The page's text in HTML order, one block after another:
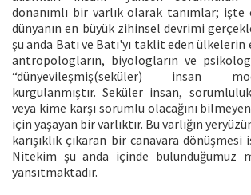
donanımlı bir varlık olarak tanımlar;
dünyanın en büyük zihinsel devrimi
şu anda Batı ve Batı'yı taklit eden
antropologların, biyologların ve
“dünyevileşmiş(seküler) insan
kurgulanmıştır. Seküler insan,
veya kime karşı sorumlu olacağını
için yaşayan bir varlıktır. Bu varlığın
karışıklık çıkaran bir canavara
Nitekim şu anda içinde bulunduğumuz
yansıtmaktadır.